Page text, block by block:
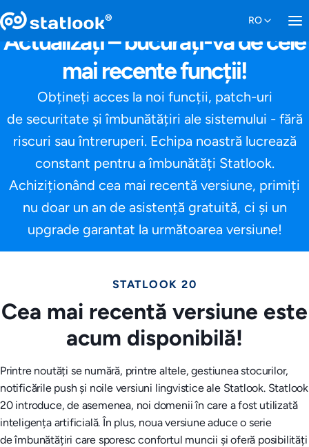
Actualizați – bucurați-vă de cele
mai recente funcții!
Obțineți acces la noi funcții, patch-uri
de securitate și îmbunătățiri ale sistemului - fără
riscuri sau întreruperi. Echipa noastră lucrează
constant pentru a îmbunătăți Statlook.
Achiziționând cea mai recentă versiune, primiți
nu doar un an de asistență gratuită, ci și un
upgrade garantat la următoarea versiune!
STATLOOK 20
Cea mai recentă versiune este
acum disponibilă!
Printre noutăți se numără, printre altele, gestiunea stocurilor,
notificările push și noile versiuni lingvistice ale Statlook. Statlook
20 introduce, de asemenea, noi domenii în care a fost utilizată
inteligența artificială. În plus, noua versiune aduce o serie
de îmbunătățiri care sporesc confortul muncii și oferă posibilități